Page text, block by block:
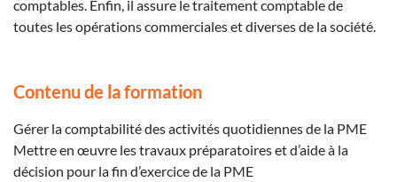
comptables. Enfin, il assure le traitement comptable de
toutes les opérations commerciales et diverses de la société.
Contenu de la formation
Gérer la comptabilité des activités quotidiennes de la PME
Mettre en œuvre les travaux préparatoires et d’aide à la
décision pour la fin d’exercice de la PME